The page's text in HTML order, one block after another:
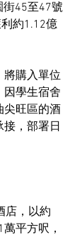
街45至47號
約1.12億
將購入單位
因學生宿舍
尖旺區的酒
，部署日
店，以約
平方呎，